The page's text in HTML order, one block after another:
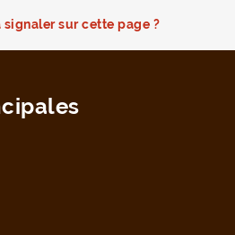
signaler sur cette page ?